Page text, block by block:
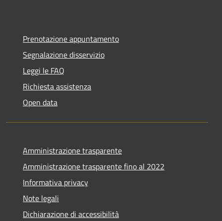
Prenotazione appuntamento
Segnalazione disservizio
Leggi le FAQ
Richiesta assistenza
Open data
Amministrazione trasparente
Amministrazione trasparente fino al 2022
Informativa privacy
Note legali
Dichiarazione di accessibilità